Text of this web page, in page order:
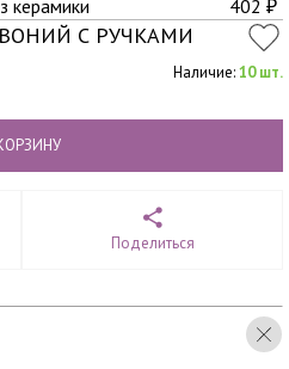
керамики 402 ₽
С РУЧКАМИ
Наличие:10 шт.
Поделиться